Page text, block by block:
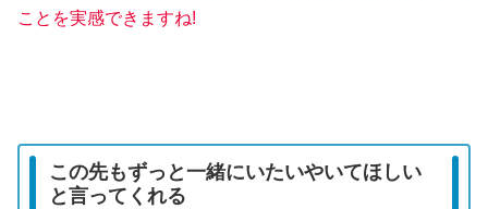
ことを実感できますね!
この先もずっと一緒にいたいやいてほしい
と言ってくれる